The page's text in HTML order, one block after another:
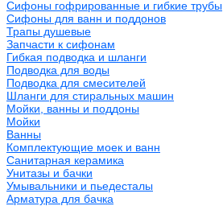
Сифоны гофрированные и гибкие трубы
Сифоны для ванн и поддонов
Трапы душевые
Запчасти к сифонам
Гибкая подводка и шланги
Подводка для воды
Подводка для смесителей
Шланги для стиральных машин
Мойки, ванны и поддоны
Мойки
Ванны
Комплектующие моек и ванн
Санитарная керамика
Унитазы и бачки
Умывальники и пьедесталы
Арматура для бачка